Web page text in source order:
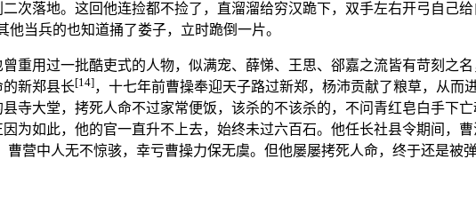
次落地。这回他连捡都不捡了，直溜溜给穷汉跪下，双手左右开弓自己
当兵的也知道捅了娄子，立时跪倒一片。
重用过一批酷吏式的人物，似满宠、薛悌、王思、郤嘉之流皆有苛刻之
新郑县长[14]，十七年前曹操奉迎天子路过新郑，杨沛贡献了粮草，从而
寺大堂，拷死人命不过家常便饭，该杀的不该杀的，不问青红皂白手下
为如此，他的官一直升不上去，始终未过六百石。他任长社县令期间，
营中人无不惊骇，幸亏曹操力保无虞。但他屡屡拷死人命，终于还是被